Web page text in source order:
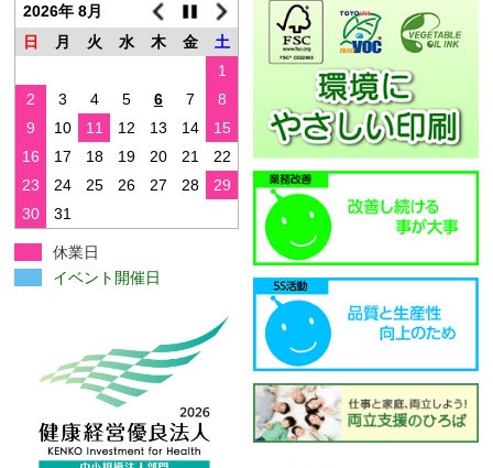
2026年 8月
日
月 火 水 木 金
土
1
2
3 4 5 6 7
8
9
10 11 12 13 14
15
16
17 18 19 20 21
22
23
24 25 26 27 28
29
30
31
休業日
イベント開催日